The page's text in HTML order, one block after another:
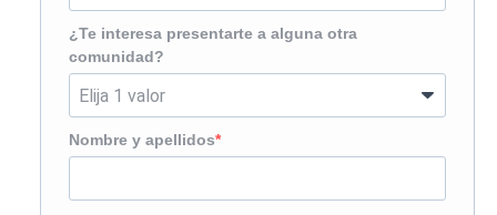
¿Te interesa presentarte a alguna otra
comunidad?
Nombre y apellidos